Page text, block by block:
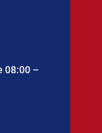
08:00 –